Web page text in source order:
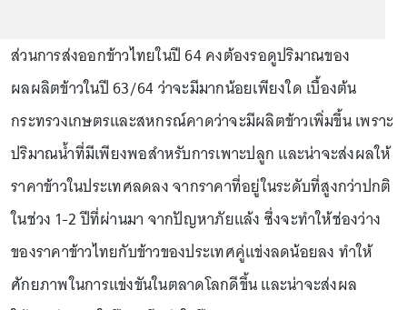
ส่วนการส่งออกข้าวไทยในปี 64 คงต้องรอดูปริมาณของ
ผลผลิตข้าวในปี 63/64 ว่าจะมีมากน้อยเพียงใด เบื้องต้น
กระทรวงเกษตรและสหกรณ์คาดว่าจะมีผลิตข้าวเพิ่มขึ้น เพราะ
ปริมาณน้ำที่มีเพียงพอสำหรับการเพาะปลูก และน่าจะส่งผลให้
ราคาข้าวในประเทศลดลง จากราคาที่อยู่ในระดับที่สูงกว่าปกติ
ในช่วง 1-2 ปีที่ผ่านมา จากปัญหาภัยแล้ง ซึ่งจะทำให้ช่องว่าง
ของราคาข้าวไทยกับข้าวของประเทศคู่แข่งลดน้อยลง ทำให้
ศักยภาพในการแข่งขันในตลาดโลกดีขึ้น และน่าจะส่งผล